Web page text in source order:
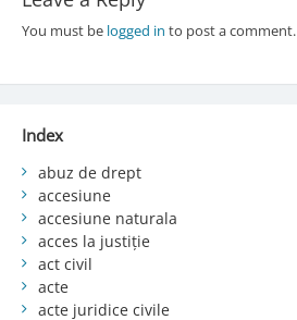
You must be logged in to post a comment.
Index
abuz de drept
accesiune
accesiune naturala
acces la justiție
act civil
acte
acte juridice civile